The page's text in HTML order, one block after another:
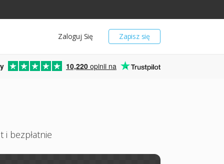
Zapisz się
Zaloguj Się
10,220 opinii na
bezpłatnie